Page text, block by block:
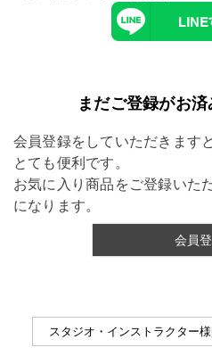
まだご登録がお
会員登録をしていただきます
とても便利です。
お気に入り商品をご登録いた
になります。
会員
スタジオ・インストラクター